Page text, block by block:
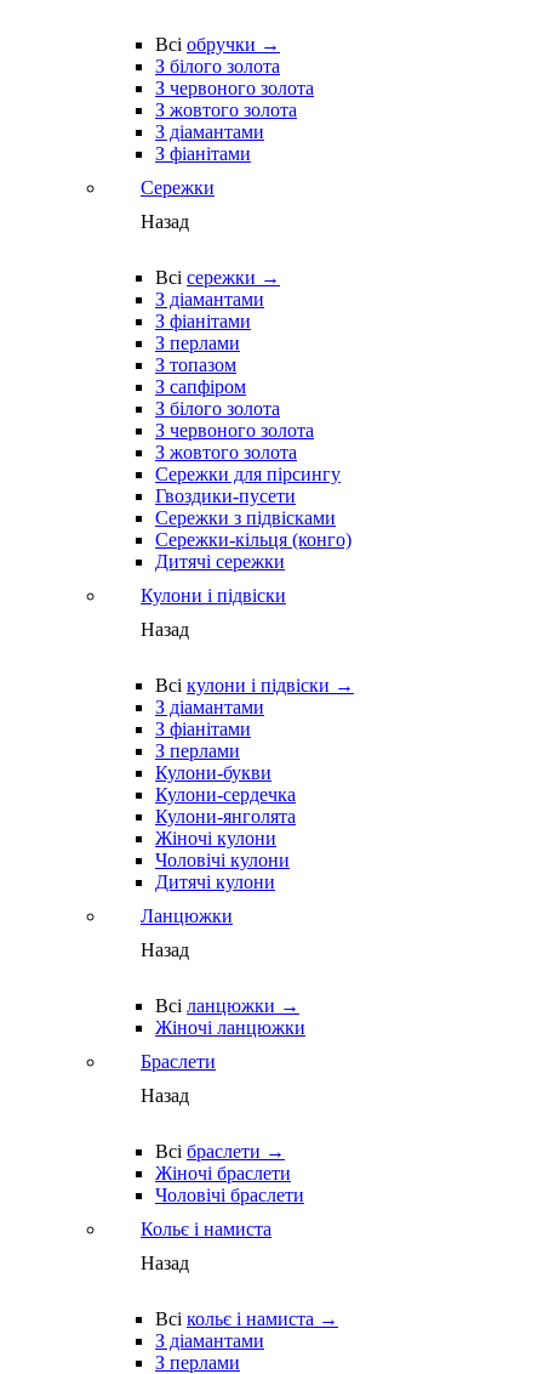
Всі обручки →
З білого золота
З червоного золота
З жовтого золота
З діамантами
З фіанітами
Сережки
Назад
Всі сережки →
З діамантами
З фіанітами
З перлами
З топазом
З сапфіром
З білого золота
З червоного золота
З жовтого золота
Сережки для пірсингу
Гвоздики-пусети
Сережки з підвісками
Сережки-кільця (конго)
Дитячі сережки
Кулони і підвіски
Назад
Всі кулони і підвіски →
З діамантами
З фіанітами
З перлами
Кулони-букви
Кулони-сердечка
Кулони-янголята
Жіночі кулони
Чоловічі кулони
Дитячі кулони
Ланцюжки
Назад
Всі ланцюжки →
Жіночі ланцюжки
Браслети
Назад
Всі браслети →
Жіночі браслети
Чоловічі браслети
Кольє і намиста
Назад
Всі кольє і намиста →
З діамантами
З перлами